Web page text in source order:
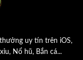
uy tín trên iOS,
Nổ hũ, Bắn cá...